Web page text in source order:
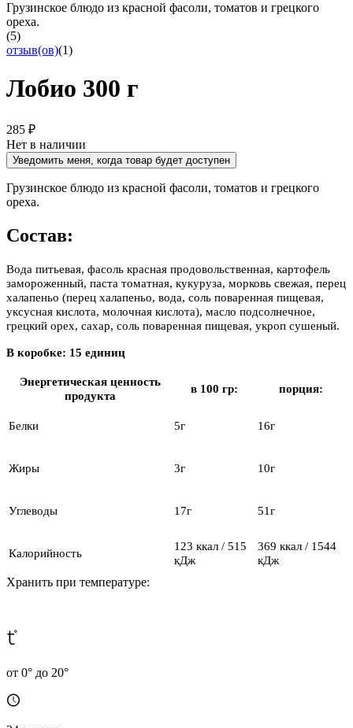
Грузинское блюдо из красной фасоли, томатов и грецкого
ореха.
(5)
отзыв(ов)(1)
Лобио 300 г
285 ₽
Нет в наличии
Уведомить меня, когда товар будет доступен
Грузинское блюдо из красной фасоли, томатов и грецкого
ореха.
Состав:
Вода питьевая, фасоль красная продовольственная, картофель
замороженный, паста томатная, кукуруза, морковь свежая, перец
халапеньо (перец халапеньо, вода, соль поваренная пищевая,
уксусная кислота, молочная кислота), масло подсолнечное,
грецкий орех, сахар, соль поваренная пищевая, укроп сушеный.
В коробке: 15 единиц
Энергетическая ценность
продукта
в 100 гр: порция:
Белки 5г 16г
Жиры 3г 10г
Углеводы 17г 51г
Калорийность
123 ккал / 515
кДж
369 ккал / 1544
кДж
Хранить при температуре:
от 0° до 20°